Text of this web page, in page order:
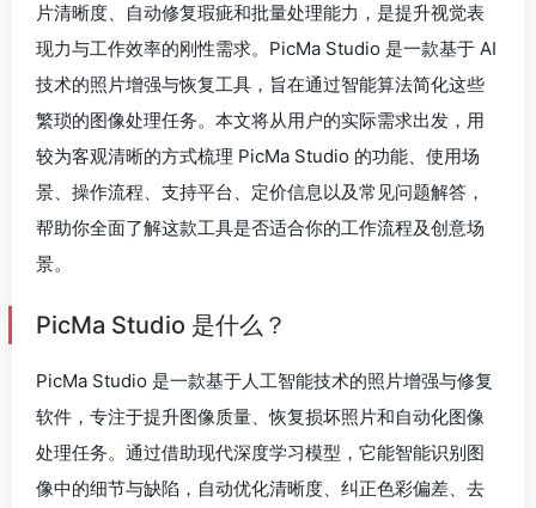
片清晰度、自动修复瑕疵和批量处理能力，是提升视觉表
现力与工作效率的刚性需求。PicMa Studio 是一款基于 AI
技术的照片增强与恢复工具，旨在通过智能算法简化这些
繁琐的图像处理任务。本文将从用户的实际需求出发，用
较为客观清晰的方式梳理 PicMa Studio 的功能、使用场
景、操作流程、支持平台、定价信息以及常见问题解答，
帮助你全面了解这款工具是否适合你的工作流程及创意场
景。
PicMa Studio 是什么？
PicMa Studio 是一款基于人工智能技术的照片增强与修复
软件，专注于提升图像质量、恢复损坏照片和自动化图像
处理任务。通过借助现代深度学习模型，它能智能识别图
像中的细节与缺陷，自动优化清晰度、纠正色彩偏差、去